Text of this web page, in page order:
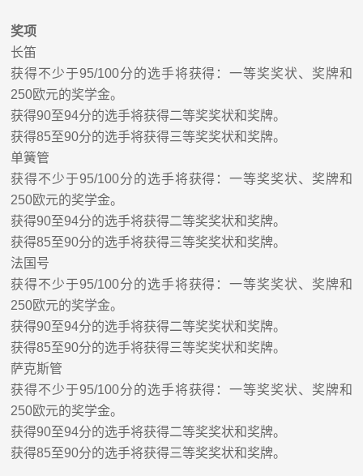
奖项
长笛
获得不少于95/100分的选手将获得：一等奖奖状、 奖牌和
250欧元的奖学金。
获得90至94分的选手将获得二等奖奖状和奖牌。
获得85至90分的选手将获得三等奖奖状和奖牌。
单簧管
获得不少于95/100分的选手将获得：一等奖奖状、 奖牌和
250欧元的奖学金。
获得90至94分的选手将获得二等奖奖状和奖牌。
获得85至90分的选手将获得三等奖奖状和奖牌。
法 国 号
获得不少于95/100分的选手将获得：一等奖奖状、 奖牌和
250欧元的奖学金。
获得90至94分的选手将获得二等奖奖状和奖牌。
获得85至90分的选手将获得三等奖奖状和奖牌。
萨克斯管
获得不少于95/100分的选手将获得：一等奖奖状、 奖牌和
250欧元的奖学金。
获得90至94分的选手将获得二等奖奖状和奖牌。
获得85至90分的选手将获得三等奖奖状和奖牌。